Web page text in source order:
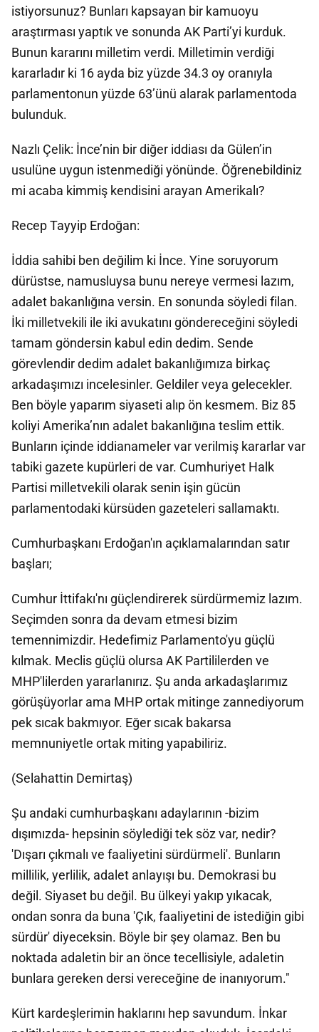
istiyorsunuz? Bunları kapsayan bir kamuoyu
araştırması yaptık ve sonunda AK Parti’yi kurduk.
Bunun kararını milletim verdi. Milletimin verdiği
kararladır ki 16 ayda biz yüzde 34.3 oy oranıyla
parlamentonun yüzde 63’ünü alarak parlamentoda
bulunduk.
Nazlı Çelik: İnce’nin bir diğer iddiası da Gülen’in
usulüne uygun istenmediği yönünde. Öğrenebildiniz
mi acaba kimmiş kendisini arayan Amerikalı?
Recep Tayyip Erdoğan:
İddia sahibi ben değilim ki İnce. Yine soruyorum
dürüstse, namusluysa bunu nereye vermesi lazım,
adalet bakanlığına versin. En sonunda söyledi filan.
İki milletvekili ile iki avukatını göndereceğini söyledi
tamam göndersin kabul edin dedim. Sende
görevlendir dedim adalet bakanlığımıza birkaç
arkadaşımızı incelesinler. Geldiler veya gelecekler.
Ben böyle yaparım siyaseti alıp ön kesmem. Biz 85
koliyi Amerika’nın adalet bakanlığına teslim ettik.
Bunların içinde iddianameler var verilmiş kararlar var
tabiki gazete kupürleri de var. Cumhuriyet Halk
Partisi milletvekili olarak senin işin gücün
parlamentodaki kürsüden gazeteleri sallamaktı.
Cumhurbaşkanı Erdoğan'ın açıklamalarından satır
başları;
Cumhur İttifakı'nı güçlendirerek sürdürmemiz lazım.
Seçimden sonra da devam etmesi bizim
temennimizdir. Hedefimiz Parlamento'yu güçlü
kılmak. Meclis güçlü olursa AK Partililerden ve
MHP'lilerden yararlanırız. Şu anda arkadaşlarımız
görüşüyorlar ama MHP ortak mitinge zannediyorum
pek sıcak bakmıyor. Eğer sıcak bakarsa
memnuniyetle ortak miting yapabiliriz.
(Selahattin Demirtaş)
Şu andaki cumhurbaşkanı adaylarının -bizim
dışımızda- hepsinin söylediği tek söz var, nedir?
'Dışarı çıkmalı ve faaliyetini sürdürmeli'. Bunların
millilik, yerlilik, adalet anlayışı bu. Demokrasi bu
değil. Siyaset bu değil. Bu ülkeyi yakıp yıkacak,
ondan sonra da buna 'Çık, faaliyetini de istediğin gibi
sürdür' diyeceksin. Böyle bir şey olamaz. Ben bu
noktada adaletin bir an önce tecellisiyle, adaletin
bunlara gereken dersi vereceğine de inanıyorum."
Kürt kardeşlerimin haklarını hep savundum. İnkar